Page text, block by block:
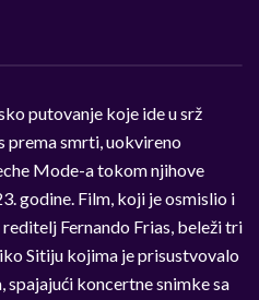
putovanje koje ide u srž
prema smrti, uokvireno
Mode-a tokom njihove
godine. Film, koji je osmislio i
Fernando Frias, beleži tri
Sitiju kojima je prisustvovalo
spajajući koncertne snimke sa